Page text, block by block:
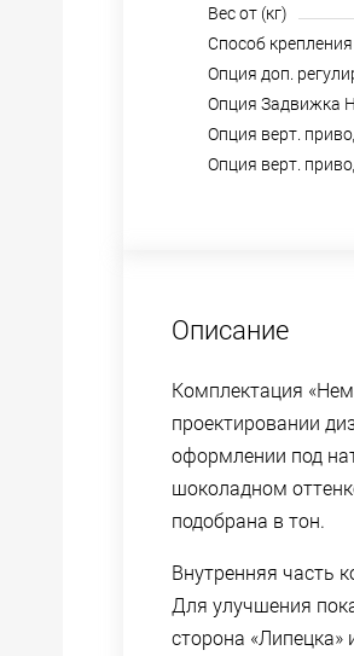
Вес от (кг)
Способ
Опция доп.
Опция Задвижка
Опция верт.
Опция верт.
Описание
Комплектация
проектировании
оформлении под
шоколадном
подобрана в тон.
Внутренняя часть
Для улучшения
сторона